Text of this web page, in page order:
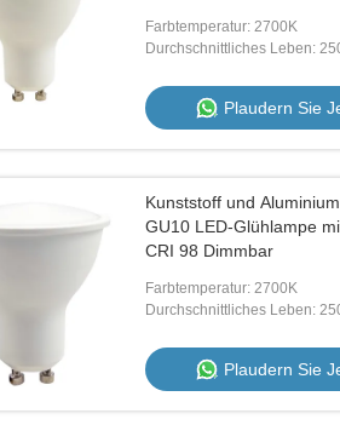
Aluminium,
intelligente Radar-
GU10
Farbtemperatur: 2700K
Durchschnittliches Leben:
Plaudern Sie
Kunststoff und
GU10 LED-Glühlampe
CRI 98 Dimmbar
Farbtemperatur: 2700K
Durchschnittliches Leben:
Plaudern Sie